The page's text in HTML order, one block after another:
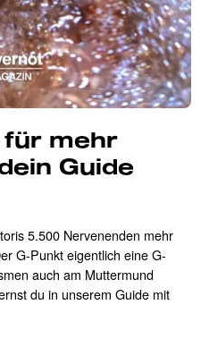
für mehr
Guide
5.500 Nervenenden mehr
G-Punkt eigentlich eine G-
auch am Muttermund
du in unserem Guide mit